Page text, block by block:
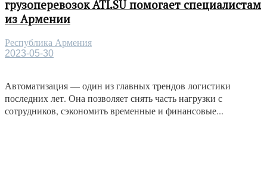
грузоперевозок ATI.SU помогает специалистам
из Армении
Республика Армения
2023-05-30
Автоматизация — один из главных трендов логистики
последних лет. Она позволяет снять часть нагрузки с
сотрудников, сэкономить временные и финансовые...